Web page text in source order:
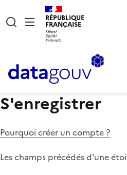
RÉPUBLIQUE
FRANÇAISE
S'enregistrer
Pourquoi créer un compte ?
Les champs précédés d'une